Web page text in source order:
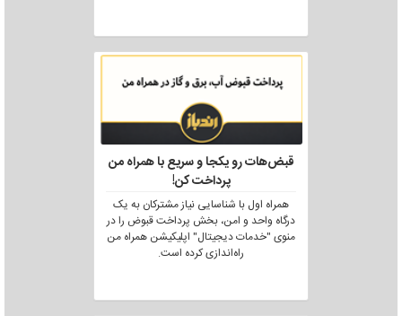
قبض‌هات رو یکجا و سریع با همراه من
پرداخت کن!
همراه اول با شناسایی نیاز مشترکان به یک
درگاه واحد و امن، بخش پرداخت قبوض را در
منوی "خدمات دیجیتال" اپلیکیشن همراه من
راه‌اندازی کرده است.